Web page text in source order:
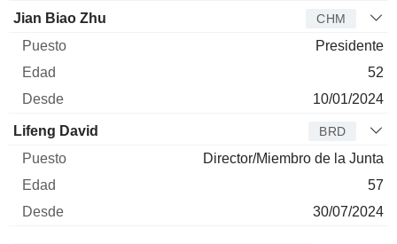
Jian Biao Zhu CHM
Presidente
52
10/01/2024
Lifeng David BRD
Director/Miembro de la Junta
57
30/07/2024